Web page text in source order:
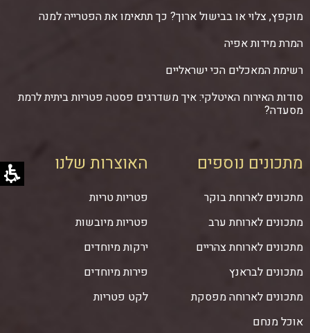
מוקפץ, צלוי או בבישול ארוך? כך תתאימו את הפטרייה למנה
המרת מידות אפיה
רשימת המאכלים הכי ישראליים
סודות האירוח האיטלקי: איך משדרגים פסטה פטריות ביתית לרמת
מסעדה?
מתכונים נוספים
מתכונים לארוחת בוקר
מתכונים לארוחת ערב
מתכונים לארוחת צהריים
מתכונים לבראנץ
מתכונים לארוחה מפסקת
אוכל מנחם
האוצרות שלנו
פטריות טריות
פטריות מיובשות
ירקות מיוחדים
פירות מיוחדים
לקט פטריות